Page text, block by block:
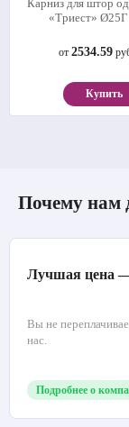
Карниз для штор
«Триест» Ø25Г
от 2534.59
Купить
Почему нам
Лучшая цена
Вы не
нас.
Подробнее о